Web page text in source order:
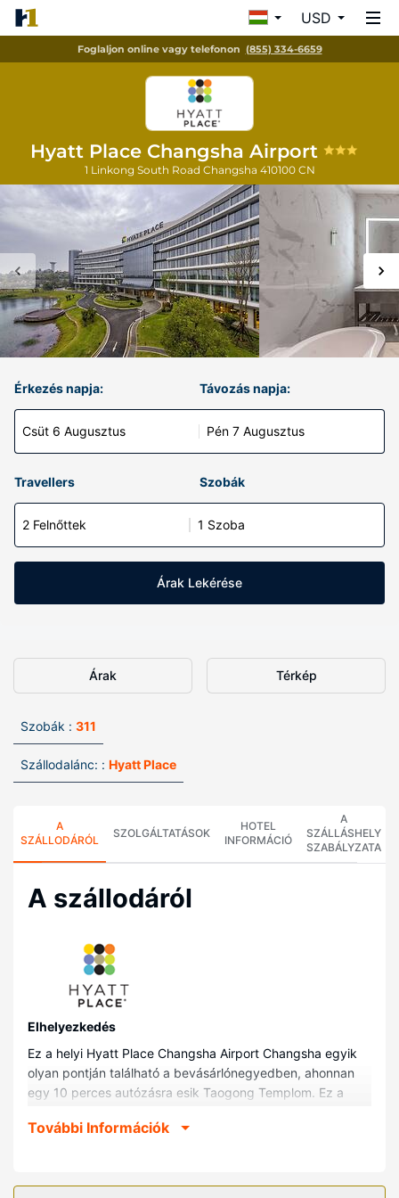
USD
Foglaljon online vagy telefonon (855) 334-6659
Hyatt Place Changsha Airport
1 Linkong South Road Changsha 410100 CN
Érkezés napja:
Csüt 6 Augusztus
Távozás napja:
Pén 7 Augusztus
Travellers Szobák
2 Felnőttek 1 Szoba
Árak Lekérése
Árak Térkép
Szobák : 311
Szállodalánc: : Hyatt Place
A
SZÁLLODÁRÓL
SZOLGÁLTATÁSOK
HOTEL
INFORMÁCIÓ
A
SZÁLLÁSHELY
SZABÁLYZATA
A szállodáról
Elhelyezkedés
Ez a helyi Hyatt Place Changsha Airport Changsha egyik
olyan pontján található a bevásárlónegyedben, ahonnan
egy 10 perces autózásra esik Taogong Templom. Ez a
Kongresszusi és Kiállítási Központ, ill. 20,5 km-re Xu Teli
További Információk